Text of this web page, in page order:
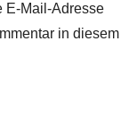
E-Mail-Adresse
in diesem